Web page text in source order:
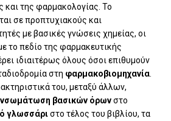
και της φαρμακολογίας. Το
σε προπτυχιακούς και
με βασικές γνώσεις χημείας, οι
το πεδίο της φαρμακευτικής
ιδιαιτέρως όλους όσοι επιθυμούν
στη φαρμακοβιομηχανία
του, μεταξύ άλλων,
βασικών όρωνστο
γλωσσάριστο τέλος του βιβλίου, τα